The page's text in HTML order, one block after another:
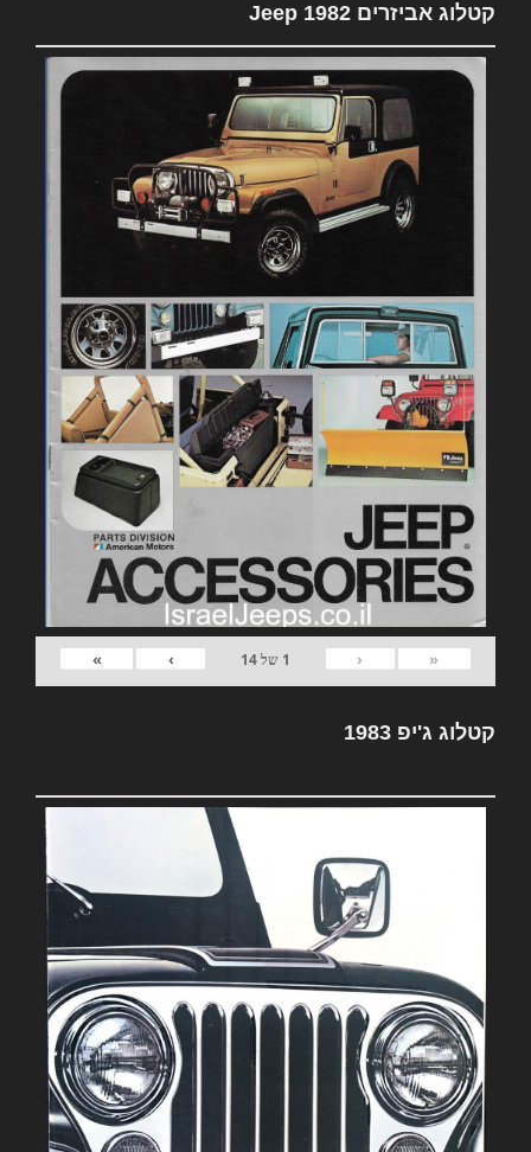
קטלוג אביזרים 1982 Jeep
«
‹
1 של14
›
»
קטלוג ג'יפ 1983